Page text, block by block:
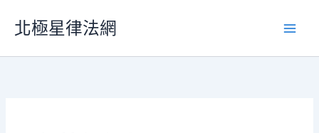
要
北極星律法網